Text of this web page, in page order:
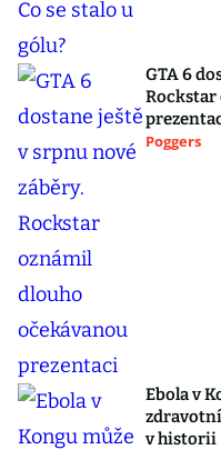
GTA 6
Rockstar
Poggers
Ebola v
v historii